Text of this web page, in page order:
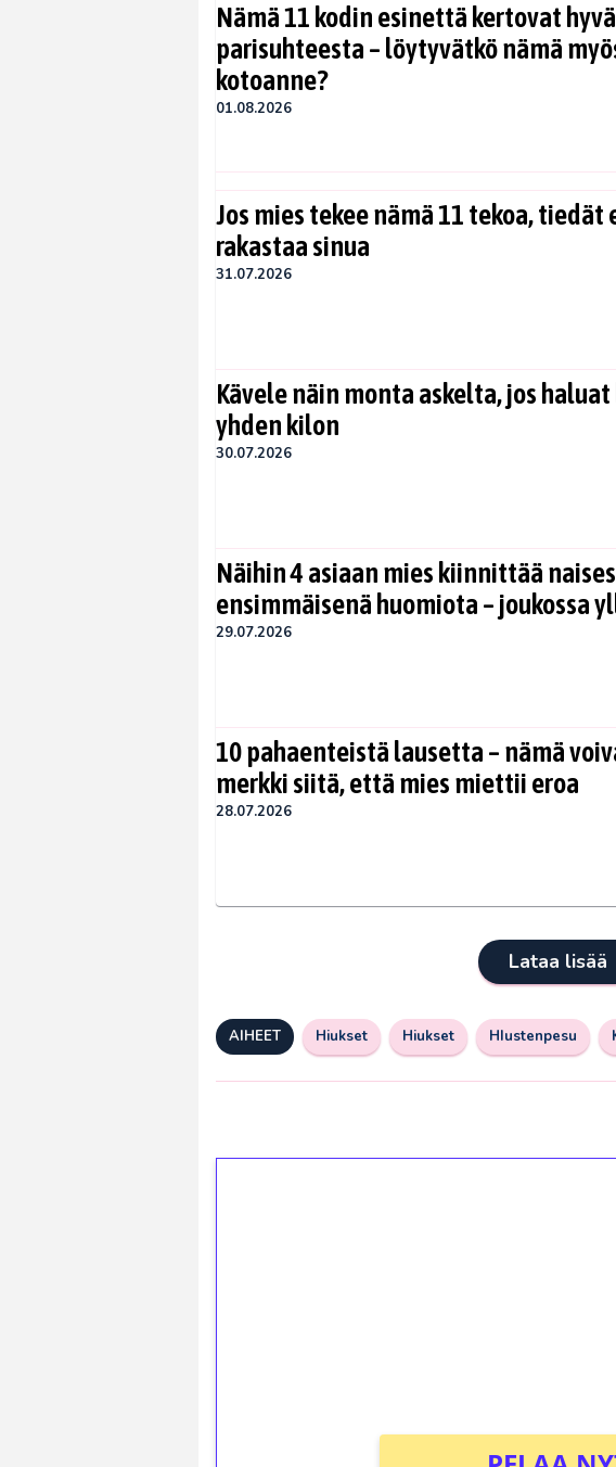
Nämä 11 kodin esinettä kertovat
parisuhteesta – löytyvätkö nämä
kotoanne?
01.08.2026
Jos mies tekee nämä 11 tekoa, tiedät
rakastaa sinua
31.07.2026
Kävele näin monta askelta, jos
yhden kilon
30.07.2026
Näihin 4 asiaan mies kiinnittää
ensimmäisenä huomiota – joukossa
29.07.2026
10 pahaenteistä lausetta – nämä
merkki siitä, että mies miettii eroa
28.07.2026
Lataa lisää
AIHEET Hiukset Hiukset HIustenpesu